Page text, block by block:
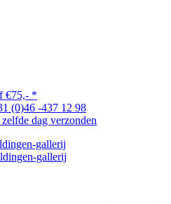
€75,- *
(0)46 -437 12 98
zelfde dag verzonden
gallerij
gallerij